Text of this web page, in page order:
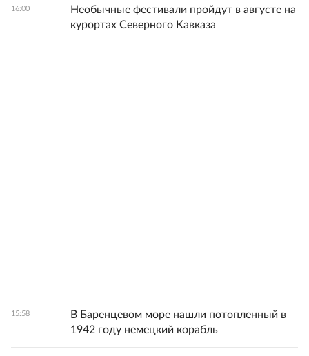
16:00
Необычные фестивали пройдут в августе на
курортах Северного Кавказа
15:58
В Баренцевом море нашли потопленный в
1942 году немецкий корабль